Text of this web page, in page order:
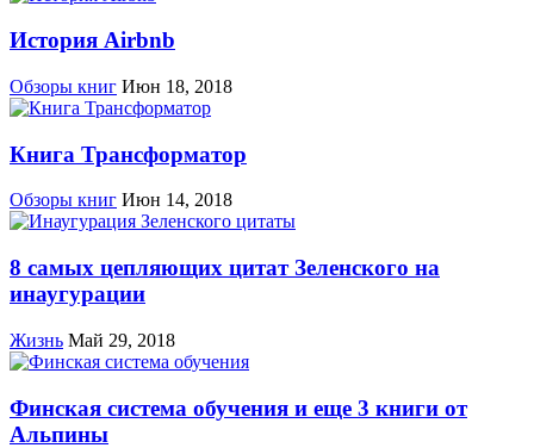
История Airbnb
Обзоры книг Июн 18, 2018
Книга Трансформатор
Обзоры книг Июн 14, 2018
8 самых цепляющих цитат Зеленского на
инаугурации
Жизнь Май 29, 2018
Финская система обучения и еще 3 книги от
Альпины